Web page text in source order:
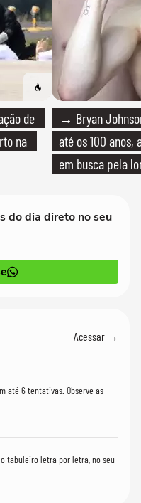
de
na
→ Bryan
até os 100
em busca pela
do dia direto no seu
Acessar →
até 6 tentativas. Observe as
tabuleiro letra por letra, no seu